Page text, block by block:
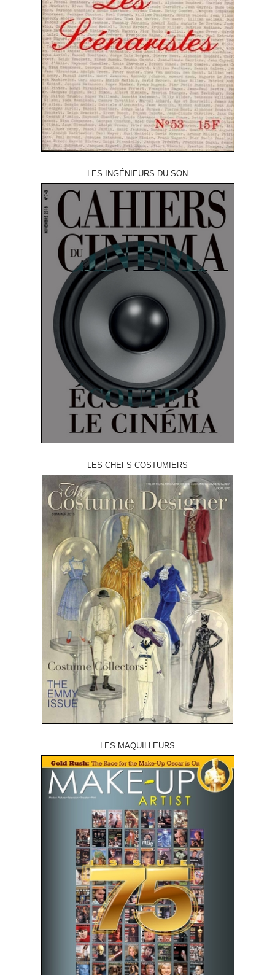
LES INGÉNIEURS DU SON
LES CHEFS COSTUMIERS
LES MAQUILLEURS